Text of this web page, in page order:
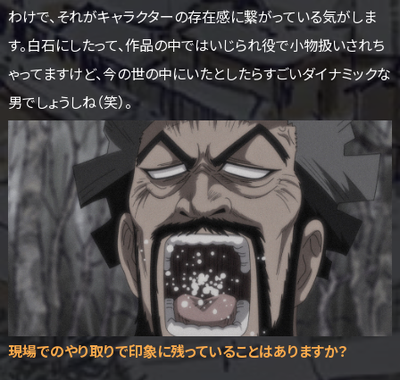
わけで、それがキャラクターの存在感に繋がっている気がしま
す。白石にしたって、作品の中ではいじられ役で小物扱いされち
ゃってますけど、今の世の中にいたとしたらすごいダイナミックな
男でしょうしね（笑）。
――現場でのやり取りで印象に残っていることはありますか？